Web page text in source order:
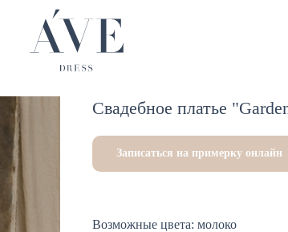
Свадебное платье
Записаться на примерку онлайн
Возможные цвета: молоко